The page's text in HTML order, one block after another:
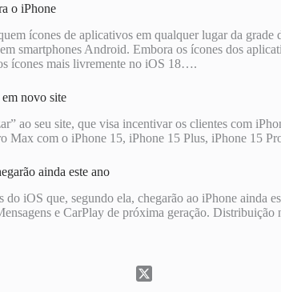
o iPhone
ícones de aplicativos em qualquer lugar da
smartphones Android. Embora os ícones dos
ícones mais livremente no iOS 18….
em novo site
ao seu site, que visa incentivar os clientes com
Max com o iPhone 15, iPhone 15 Plus, iPhone 15
ainda este ano
iOS que, segundo ela, chegarão ao iPhone
e CarPlay de próxima geração.